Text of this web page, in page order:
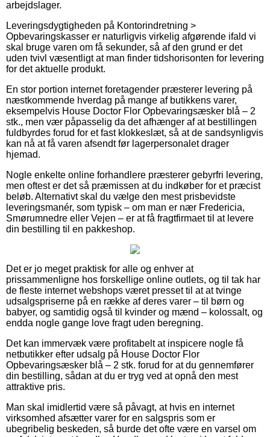
arbejdslager.
Leveringsdygtigheden på Kontorindretning >
Opbevaringskasser er naturligvis virkelig afgørende ifald vi
skal bruge varen om få sekunder, så af den grund er det
uden tvivl væsentligt at man finder tidshorisonten for levering
for det aktuelle produkt.
En stor portion internet foretagender præsterer levering på
næstkommende hverdag på mange af butikkens varer,
eksempelvis House Doctor Flor Opbevaringsæsker blå – 2
stk., men vær påpasselig da det afhænger af at bestillingen
fuldbyrdes forud for et fast klokkeslæt, så at de sandsynligvis
kan nå at få varen afsendt før lagerpersonalet drager
hjemad.
Nogle enkelte online forhandlere præsterer gebyrfri levering,
men oftest er det så præmissen at du indkøber for et præcist
beløb. Alternativt skal du vælge den mest prisbevidste
leveringsmanér, som typisk – om man er nær Fredericia,
Smørumnedre eller Vejen – er at få fragtfirmaet til at levere
din bestilling til en pakkeshop.
Det er jo meget praktisk for alle og enhver at
prissammenligne hos forskellige online outlets, og til tak har
de fleste internet webshops været presset til at at tvinge
udsalgspriserne på en række af deres varer – til børn og
babyer, og samtidig også til kvinder og mænd – kolossalt, og
endda nogle gange love fragt uden beregning.
Det kan immervæk være profitabelt at inspicere nogle få
netbutikker efter udsalg på House Doctor Flor
Opbevaringsæsker blå – 2 stk. forud for at du gennemfører
din bestilling, sådan at du er tryg ved at opnå den mest
attraktive pris.
Man skal imidlertid være så påvagt, at hvis en internet
virksomhed afsætter varer for en salgspris som er
ubegribelig beskeden, så burde det ofte være en varsel om